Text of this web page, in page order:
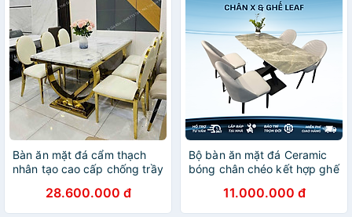
Bàn ăn mặt đá cẩm thạch
nhân tạo cao cấp chống trầy
Louis khung inox mạ vàng
28.600.000 đ
Bộ bàn ăn mặt đá Ceramic
bóng chân chéo kết hợp ghế
11.000.000 đ